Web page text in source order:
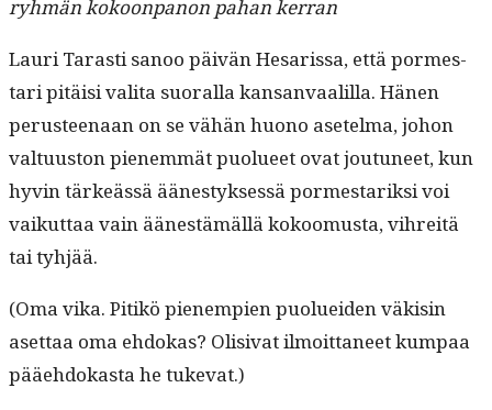
ryh­män kokoon­panon pahan kerran
Lau­ri Tarasti sanoo päivän Hesaris­sa, että pormes­
tari pitäisi vali­ta suo­ral­la kansan­vaalil­la. Hänen
perus­teenaan on se vähän huono asetel­ma, johon
val­tu­us­ton pienem­mät puolueet ovat joutuneet, kun
hyvin tärkeässä äänestyk­sessä pormes­tarik­si voi
vaikut­taa vain äänestämäl­lä kokoomus­ta, vihre­itä
tai tyhjää.
(Oma vika. Pitikö pienem­pi­en puoluei­den väk­isin
aset­taa oma ehdokas? Oli­si­vat ilmoit­ta­neet kumpaa
pääe­hdokas­ta he tukevat.)